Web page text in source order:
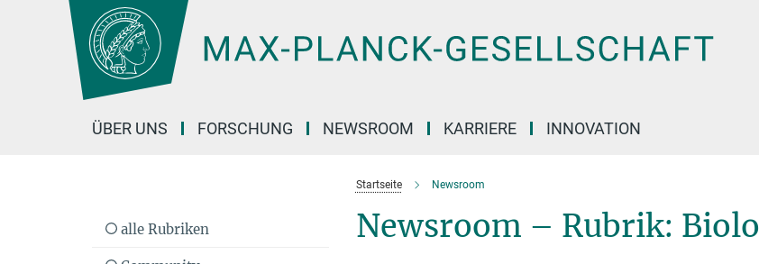
Hauptinhalt
ÜBER UNS FORSCHUNG NEWSROOM KARRIERE INNOVATION
Startseite Newsroom
Newsroom – Rubrik:
alle Rubriken